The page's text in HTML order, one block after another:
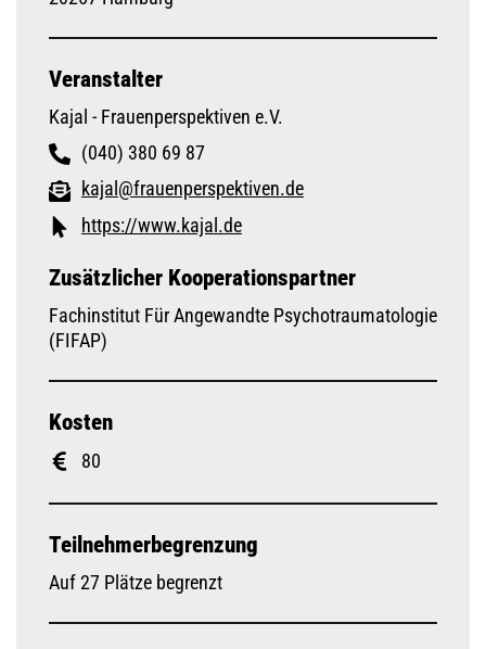
Veranstalter
Kajal - Frauenperspektiven e.V.
(040) 380 69 87
kajal@frauenperspektiven.de
https://www.kajal.de
Zusätzlicher Kooperationspartner
Fachinstitut Für Angewandte Psychotraumatologie
(FIFAP)
Kosten
80
Teilnehmerbegrenzung
Auf 27 Plätze begrenzt